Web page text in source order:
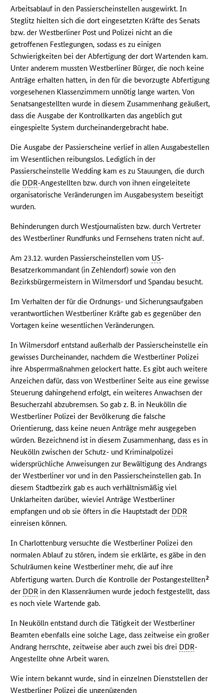
Arbeitsablauf in den Passierscheinstellen ausgewirkt. In
Steglitz hielten sich die dort eingesetzten Kräfte des Senats
bzw. der Westberliner Post und Polizei nicht an die
getroffenen Festlegungen, sodass es zu einigen
Schwierigkeiten bei der Abfertigung der dort Wartenden kam.
Unter anderem mussten Westberliner Bürger, die noch keine
Anträge erhalten hatten, in den für die bevorzugte Abfertigung
vorgesehenen Klassenzimmern unnötig lange warten. Von
Senatsangestellten wurde in diesem Zusammenhang geäußert,
dass die Ausgabe der Kontrollkarten das angeblich gut
eingespielte System durcheinandergebracht habe.
Die Ausgabe der Passierscheine verlief in allen Ausgabestellen
im Wesentlichen reibungslos. Lediglich in der
Passierscheinstelle Wedding kam es zu Stauungen, die durch
die DDR-Angestellten bzw. durch von ihnen eingeleitete
organisatorische Veränderungen im Ausgabesystem beseitigt
wurden.
Behinderungen durch Westjournalisten bzw. durch Vertreter
des Westberliner Rundfunks und Fernsehens traten nicht auf.
Am 23.12. wurden Passierscheinstellen vom US-
Besatzerkommandant (in Zehlendorf) sowie von den
Bezirksbürgermeistern in Wilmersdorf und Spandau besucht.
Im Verhalten der für die Ordnungs- und Sicherungsaufgaben
verantwortlichen Westberliner Kräfte gab es gegenüber den
Vortagen keine wesentlichen Veränderungen.
In Wilmersdorf entstand außerhalb der Passierscheinstelle ein
gewisses Durcheinander, nachdem die Westberliner Polizei
ihre Absperrmaßnahmen gelockert hatte. Es gibt auch weitere
Anzeichen dafür, dass von Westberliner Seite aus eine gewisse
Steuerung dahingehend erfolgt, ein weiteres Anwachsen der
Besucherzahl abzubremsen. So gab z. B. in Neukölln die
Westberliner Polizei der Bevölkerung die falsche
Orientierung, dass keine neuen Anträge mehr ausgegeben
würden. Bezeichnend ist in diesem Zusammenhang, dass es in
Neukölln zwischen der Schutz- und Kriminalpolizei
widersprüchliche Anweisungen zur Bewältigung des Andrangs
der Westberliner vor und in den Passierscheinstellen gab. In
diesem Stadtbezirk gab es auch verhältnismäßig viel
Unklarheiten darüber, wieviel Anträge Westberliner
empfangen und ob sie öfters in die Hauptstadt der DDR
einreisen können.
In Charlottenburg versuchte die Westberliner Polizei den
normalen Ablauf zu stören, indem sie erklärte, es gäbe in den
Schulräumen keine Westberliner mehr, die auf ihre
Abfertigung warten. Durch die Kontrolle der Postangestellten2
der DDR in den Klassenräumen wurde jedoch festgestellt, dass
es noch viele Wartende gab.
In Neukölln entstand durch die Tätigkeit der Westberliner
Beamten ebenfalls eine solche Lage, dass zeitweise ein großer
Andrang herrschte, zeitweise aber auch zwei bis drei DDR-
Angestellte ohne Arbeit waren.
Wie intern bekannt wurde, sind in einzelnen Dienststellen der
Westberliner Polizei die ungenügenden